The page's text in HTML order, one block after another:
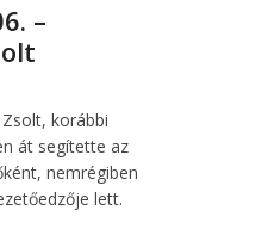
–
korábbi
át segítette az
nemrégiben
lett.